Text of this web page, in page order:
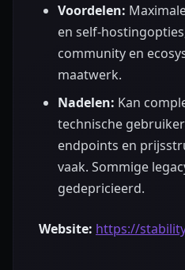
Voordelen:
en self-
community en
maatwerk.
Nadelen: Kan
technische
endpoints en
vaak. Sommige
gedepricieerd.
Website: https://